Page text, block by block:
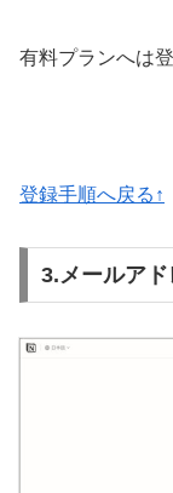
有料プランへは
登録手順へ戻る↑
3.メールア